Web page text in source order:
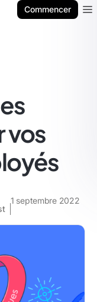
Commencer
vos
1 septembre 2022